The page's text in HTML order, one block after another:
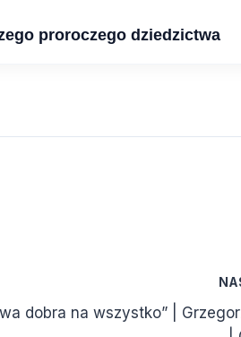
proroczego dziedzictwa
dobra na wszystko” |